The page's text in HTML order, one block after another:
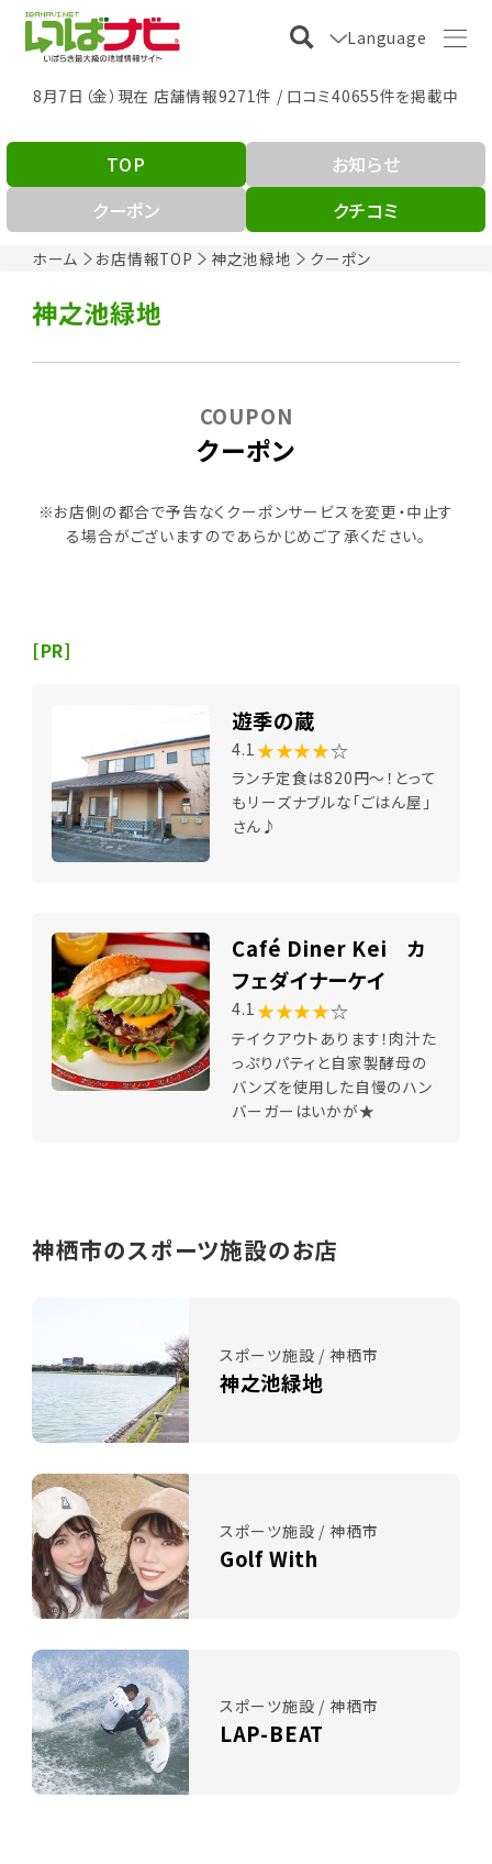
Language
8月7日（金）現在 店舗情報9271件 / 口コミ40655件を掲載中
ホーム お店情報TOP 神之池緑地 クーポン
TOP
お知らせ
クーポン
クチコミ
神之池緑地
クーポン
COUPON
※お店側の都合で予告なくクーポンサービスを変更・中止す
る場合がございますのであらかじめご了承ください。
[PR]
遊季の蔵
4.1 ★★★★☆
ランチ定食は820円～！とって
もリーズナブルな「ごはん屋」
さん♪
Café Diner Kei カ
フェダイナーケイ
4.1 ★★★★☆
テイクアウトあります！肉汁た
っぷりパティと自家製酵母の
バンズを使用した自慢のハン
バーガーはいかが★
神栖市のスポーツ施設のお店
スポーツ施設 / 神栖市
神之池緑地
スポーツ施設 / 神栖市
Golf With
スポーツ施設 / 神栖市
LAP-BEAT